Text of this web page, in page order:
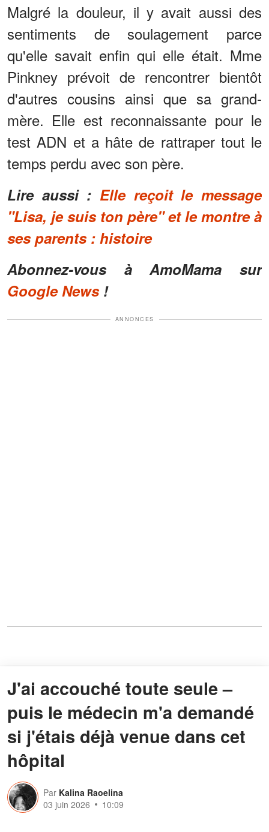
Malgré la douleur, il y avait aussi des
sentiments de soulagement parce
qu'elle savait enfin qui elle était. Mme
Pinkney prévoit de rencontrer bientôt
d'autres cousins ainsi que sa grand-
mère. Elle est reconnaissante pour le
test ADN et a hâte de rattraper tout le
temps perdu avec son père.
Lire aussi : Elle reçoit le message
"Lisa, je suis ton père" et le montre à
ses parents : histoire
Abonnez-vous à AmoMama sur
Google News!
ANNONCES
J'ai accouché toute seule –
puis le médecin m'a demandé
si j'étais déjà venue dans cet
hôpital
Par Kalina Raoelina
03 juin 2026
10:09